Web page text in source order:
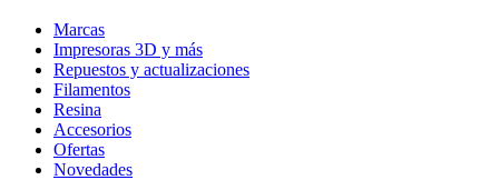
Marcas
Impresoras 3D y más
Repuestos y actualizaciones
Filamentos
Resina
Accesorios
Ofertas
Novedades